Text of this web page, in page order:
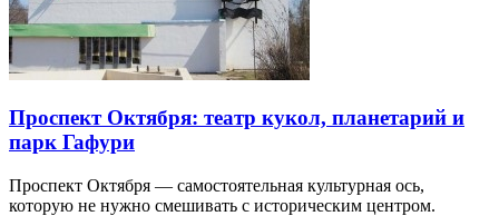
Проспект Октября: театр кукол, планетарий и
парк Гафури
Проспект Октября — самостоятельная культурная ось,
которую не нужно смешивать с историческим центром.